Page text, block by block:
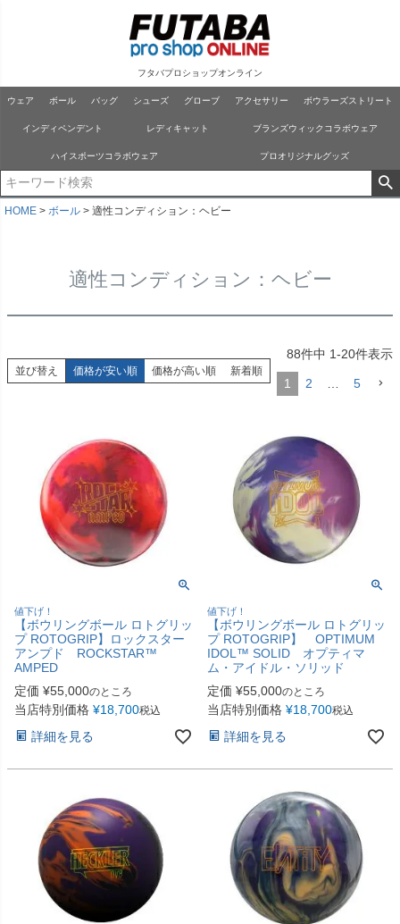
フタバプロショップオンライン
ウェア ボール バッグ シューズ グローブ アクセサリー ボウラーズストリート
インディペンデント レディキャット ブランズウィックコラボウェア
ハイスポーツコラボウェア プロオリジナルグッズ
HOME ボール 適性コンディション：ヘビー
適性コンディション：ヘビー
並び替え 価格が安い順 価格が高い順 新着順
88件中 1-20件表示
1 2 … 5
値下げ！
【ボウリングボール ロトグリッ
プ ROTOGRIP】ロックスター
アンプド ROCKSTAR™
AMPED
定価 ¥55,000のところ
当店特別価格 ¥18,700税込
詳細を見る
値下げ！
【ボウリングボール ロトグリッ
プ ROTOGRIP】 OPTIMUM
IDOL™ SOLID オプティマ
ム・アイドル・ソリッド
定価 ¥55,000のところ
当店特別価格 ¥18,700税込
詳細を見る